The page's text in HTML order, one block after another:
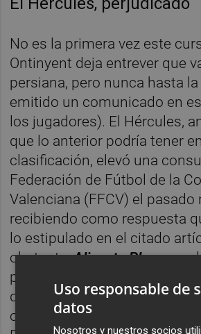
No es la primera vez este
Ontinyent deja entrever que
persiana, pero nunca hasta
emitido un comunicado en
los jugadores). El Hércules,
que lo anterior podría tener
clasificación, elevó una
Federación de Fútbol de la
Valenciana (FFCV) el pasado
recibiendo como respuesta
lo estipulado en el citado
obstante,Alicante Plaza
poco después de conocerse
del Ontinyent de este jueves,
oficinas del club se volvía a
Uso responsable de
datos
Nosotros y nuestros socios